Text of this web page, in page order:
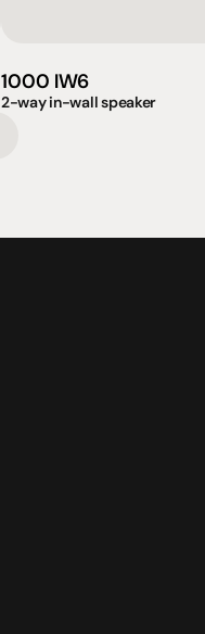
1000 IW6
2-way in-wall speaker